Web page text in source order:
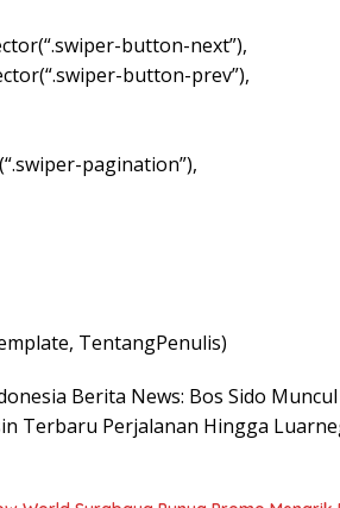
button-next”),
button-prev”),
pagination”),
TentangPenulis)
Berita News: Bos Sido
Terbaru Perjalanan Hingga